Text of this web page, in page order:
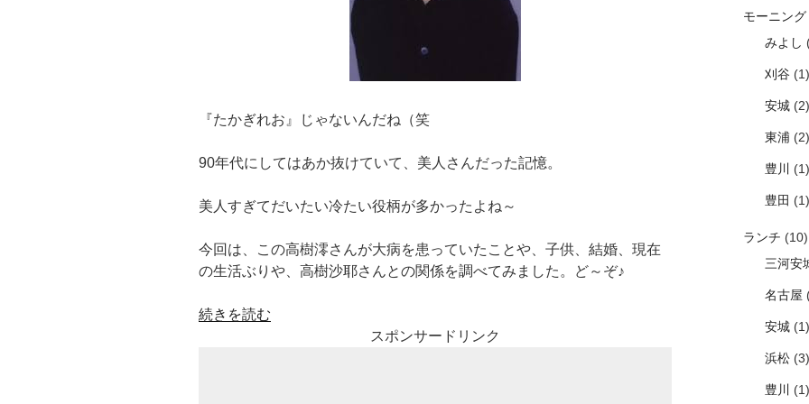
『たかぎれお』じゃないんだね（笑
90年代にしてはあか抜けていて、美人さんだった記憶。
美人すぎてだいたい冷たい役柄が多かったよね～
今回は、この高樹澪さんが大病を患っていたことや、子供、結婚、現在
の生活ぶりや、高樹沙耶さんとの関係を調べてみました。ど～ぞ♪
“高
続きを読む
スポンサードリンク
モーニング
みよし
刈谷(1)
安城(2)
東浦 (2)
豊川 (1)
豊田 (1)
ランチ (10)
三河安
名古屋
安城(1)
浜松(3)
豊川 (1)